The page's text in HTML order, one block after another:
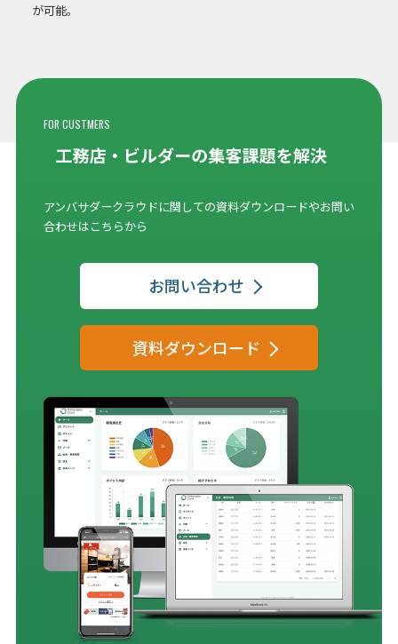
が可能。
FOR CUSTMERS
アンバサダークラウドに関しての資料ダウンロードやお問い
合わせはこちらから
お問い合わせ
資料ダウンロード